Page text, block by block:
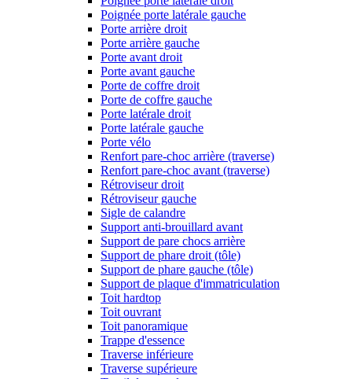
Poignée porte latérale gauche
Porte arrière droit
Porte arrière gauche
Porte avant droit
Porte avant gauche
Porte de coffre droit
Porte de coffre gauche
Porte latérale droit
Porte latérale gauche
Porte vélo
Renfort pare-choc arrière (traverse)
Renfort pare-choc avant (traverse)
Rétroviseur droit
Rétroviseur gauche
Sigle de calandre
Support anti-brouillard avant
Support de pare chocs arrière
Support de phare droit (tôle)
Support de phare gauche (tôle)
Support de plaque d'immatriculation
Toit hardtop
Toit ouvrant
Toit panoramique
Trappe d'essence
Traverse inférieure
Traverse supérieure